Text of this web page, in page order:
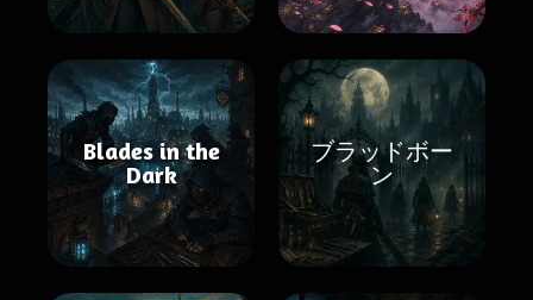
Blades in the
Dark
ブラッドボー
ン